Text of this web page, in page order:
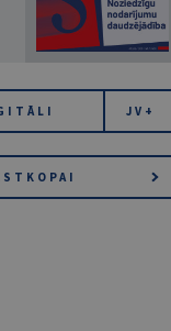
JV+